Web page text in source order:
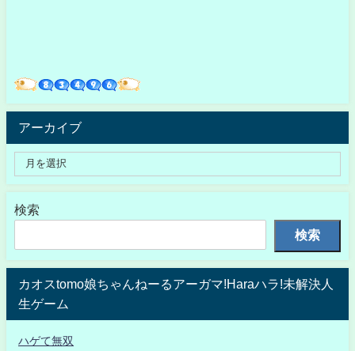
アーカイブ
検索
検索
カオスtomo娘ちゃんねーるアーガマ!Haraハラ!未解決人
生ゲーム
ハゲて無双